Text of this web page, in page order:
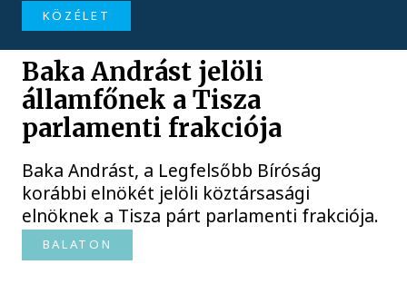
KÖZÉLET
Baka Andrást jelöli
államfőnek a Tisza
parlamenti frakciója
Baka Andrást, a Legfelsőbb Bíróság
korábbi elnökét jelöli köztársasági
elnöknek a Tisza párt parlamenti frakciója.
BALATON